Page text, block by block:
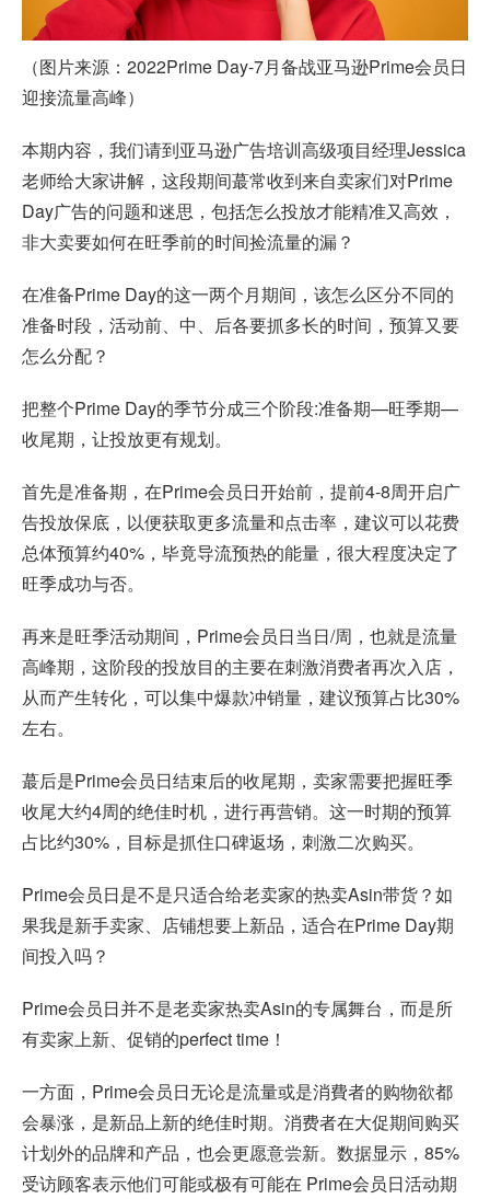
（图片来源：2022Prime Day-7月备战亚马逊Prime会员日
迎接流量高峰）
本期内容，我们请到亚马逊广告培训高级项目经理Jessica
老师给大家讲解，这段期间蕞常收到来自卖家们对Prime
Day广告的问题和迷思，包括怎么投放才能精准又高效，
非大卖要如何在旺季前的时间捡流量的漏？
在准备Prime Day的这一两个月期间，该怎么区分不同的
准备时段，活动前、中、后各要抓多长的时间，预算又要
怎么分配？
把整个Prime Day的季节分成三个阶段:准备期—旺季期—
收尾期，让投放更有规划。
首先是准备期，在Prime会员日开始前，提前4-8周开启广
告投放保底，以便获取更多流量和点击率，建议可以花费
总体预算约40%，毕竟导流预热的能量，很大程度决定了
旺季成功与否。
再来是旺季活动期间，Prime会员日当日/周，也就是流量
高峰期，这阶段的投放目的主要在刺激消费者再次入店，
从而产生转化，可以集中爆款冲销量，建议预算占比30%
左右。
蕞后是Prime会员日结束后的收尾期，卖家需要把握旺季
收尾大约4周的绝佳时机，进行再营销。这一时期的预算
占比约30%，目标是抓住口碑返场，刺激二次购买。
Prime会员日是不是只适合给老卖家的热卖Asin带货？如
果我是新手卖家、店铺想要上新品，适合在Prime Day期
间投入吗？
Prime会员日并不是老卖家热卖Asin的专属舞台，而是所
有卖家上新、促销的perfect time！
一方面，Prime会员日无论是流量或是消費者的购物欲都
会暴涨，是新品上新的绝佳时期。消费者在大促期间购买
计划外的品牌和产品，也会更愿意尝新。数据显示，85%
受访顾客表示他们可能或极有可能在 Prime会员日活动期